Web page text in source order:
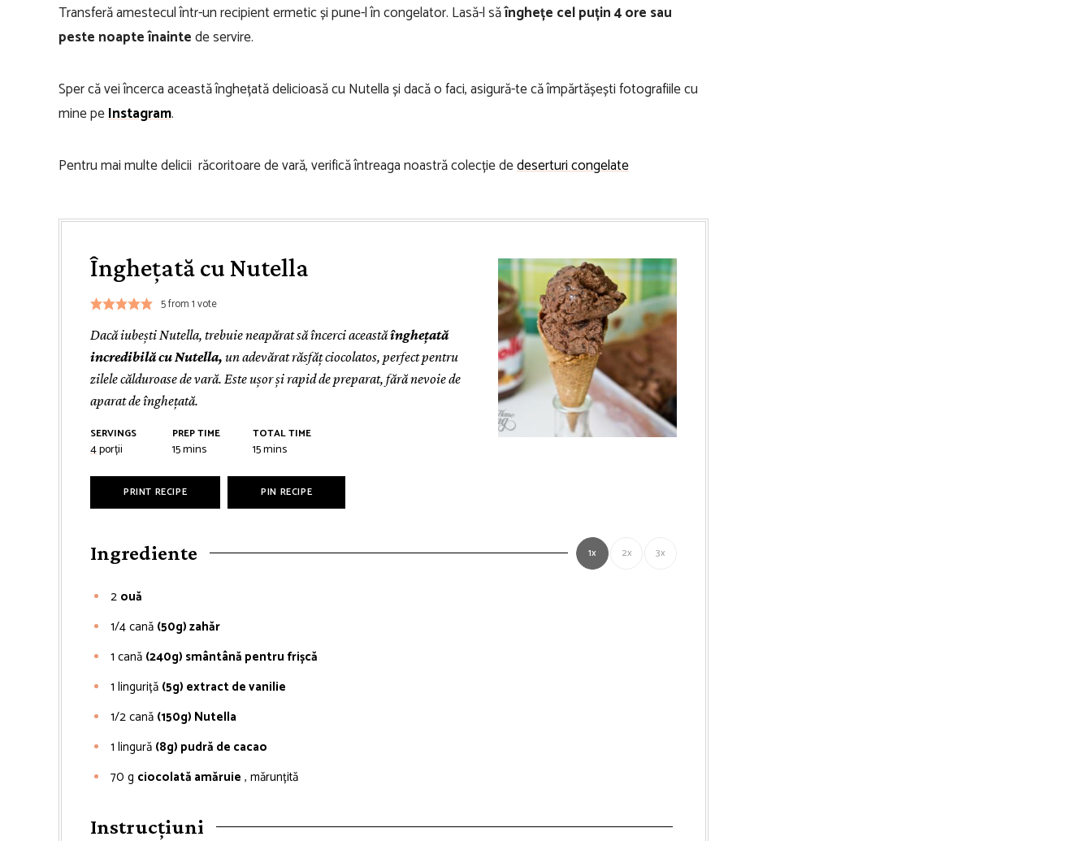
Transferă amestecul într-un recipient ermetic și pune-l în congelator. Lasă-l săînghețe cel puțin 4 ore sau
peste noapte înaintede servire.
Sper că vei încerca această înghețată delicioasă cu Nutella și dacă o faci, asigură-te că împărtășești fotografiile cu
mine peInstagram.
Pentru mai multe delicii răcoritoare de vară, verifică întreaga noastră colecție dedeserturi congelate
Înghețată cu Nutella
5from 1 vote
Dacă iubești Nutella, trebuie neapărat să încerci aceastăînghețată
incredibilă cu Nutella, un adevărat răsfăț ciocolatos, perfect pentru
zilele călduroase de vară. Este ușor și rapid de preparat, fără nevoie de
aparat de înghețată.
SERVINGS
4porții
PREP TIME
15minutes
mins
TOTAL TIME
15minutes
mins
PRINT RECIPE PIN RECIPE
Ingrediente 1x 2x 3x
2 ouă
1/4cană (50g) zahăr
1 cană (240g) smântână pentru frișcă
1 linguriță (5g) extract de vanilie
1/2cană (150g) Nutella
1 lingură (8g) pudră de cacao
70 g ciocolată amăruie , mărunțită
Instrucțiuni